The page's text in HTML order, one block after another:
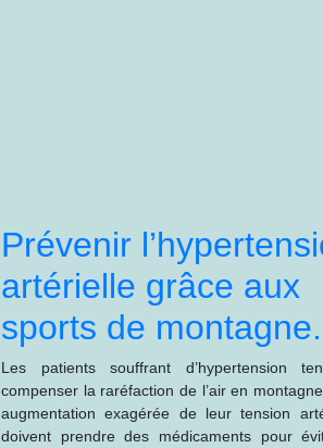
Prévenir
artérielle grâce aux
sports de montagne.
Les patients souffrant d’hypertension
compenser la raréfaction de l’air en
augmentation exagérée de leur tension
doivent prendre des médicaments pour